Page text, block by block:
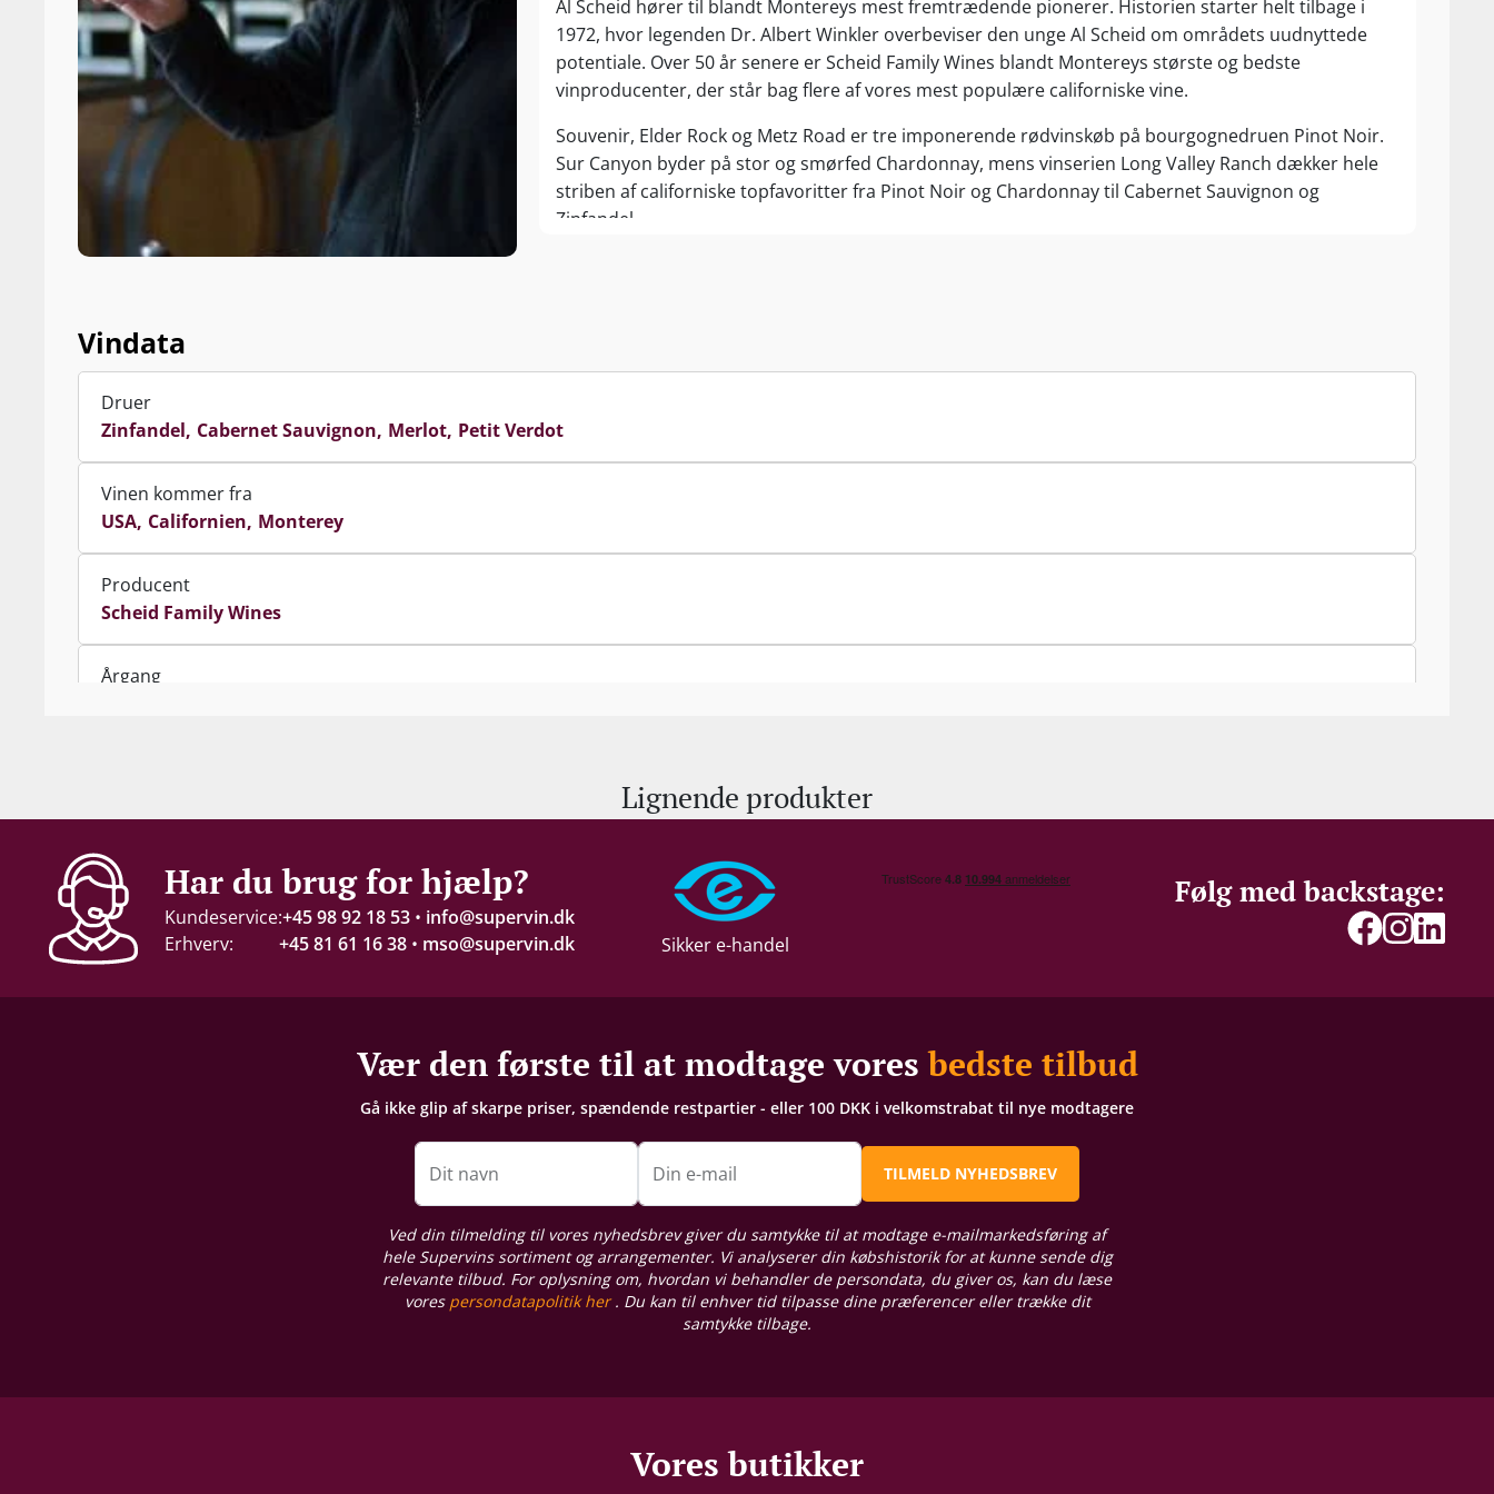
Med kvalitet, bæredygtighed og value-for-money som kerneværdier er
Scheid Family Wines i 2020 blandt Californiens stærkeste og mest
forbrugervenlige vinproducenter.
Al Scheid hører til blandt Montereys mest fremtrædende pionerer. Historien starter helt tilbage i
1972, hvor legenden Dr. Albert Winkler overbeviser den unge Al Scheid om områdets uudnyttede
potentiale. Over 50 år senere er Scheid Family Wines blandt Montereys største og bedste
vinproducenter, der står bag flere af vores mest populære californiske vine.
Souvenir, Elder Rock og Metz Road er tre imponerende rødvinskøb på bourgognedruen Pinot Noir.
Sur Canyon byder på stor og smørfed Chardonnay, mens vinserien Long Valley Ranch dækker hele
striben af californiske topfavoritter fra Pinot Noir og Chardonnay til Cabernet Sauvignon og
Zinfandel.
dyrkningsbetingelser. Med morgentåge og eftermiddagsvind fra bugten nyder dette område
aromatiske kvaliteter.
Længere mod syd, hvor klimaet minder om Napa Valley og Paso Robles, excellerer Scheid i
125 boliger i lokalområdet.
Vindata
Druer
Zinfandel Cabernet Sauvignon Merlot Petit Verdot
Vinen kommer fra
USA Californien Monterey
Producent
Scheid Family Wines
Årgang
Alkohol-%
13 %
Servering
Lignende produkter
Har du brug for hjælp?
Kundeservice:+45 98 92 18 53 • info@supervin.dk
Erhverv:
+45 81 61 16 38 • mso@supervin.dk Sikker e-handel
Følg med backstage:
Vær den første til at modtage voresbedste tilbud
Gå ikke glip af skarpe priser, spændende restpartier - eller 100 DKK i velkomstrabat til nye modtagere
Dit navn Din e-mail TILMELD NYHEDSBREV
Ved din tilmelding til vores nyhedsbrev giver du samtykke til at modtage e-mailmarkedsføring af
hele Supervins sortiment og arrangementer. Vi analyserer din købshistorik for at kunne sende dig
relevante tilbud. For oplysning om, hvordan vi behandler de persondata, du giver os, kan du læse
vores persondatapolitik her. Du kan til enhver tid tilpasse dine præferencer eller trække dit
samtykke tilbage.
Vores butikker